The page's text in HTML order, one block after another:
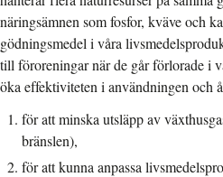
näringsämnen som fosfor, kväve och
gödningsmedel i våra
till föroreningar när de går förlorade i
öka effektiviteten i användningen och
för att minska utsläpp av
bränslen),
för att kunna anpassa